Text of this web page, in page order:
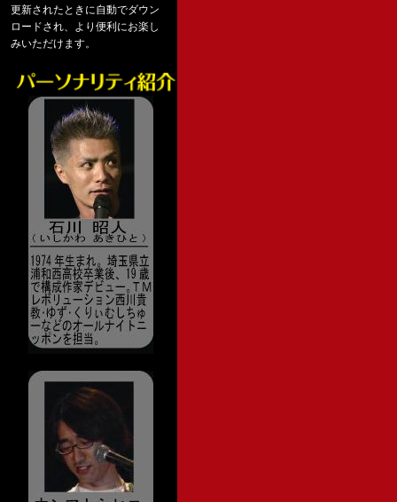
更新されたときに自動でダウン
ロードされ、より便利にお楽し
みいただけます。